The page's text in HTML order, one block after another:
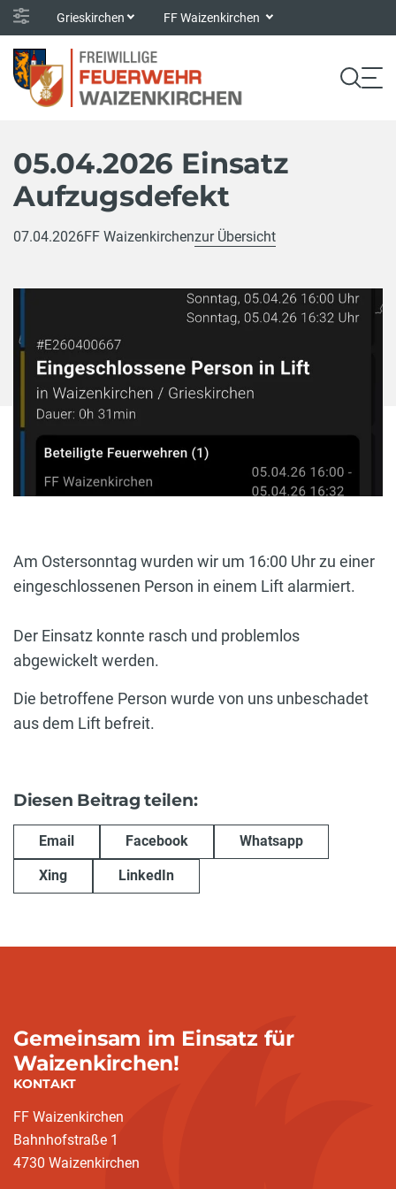
Grieskirchen FF Waizenkirchen
05.04.2026 Einsatz
Aufzugsdefekt
07.04.2026FF Waizenkirchenzur Übersicht
Am Ostersonntag wurden wir um 16:00 Uhr zu einer
eingeschlossenen Person in einem Lift alarmiert.
Der Einsatz konnte rasch und problemlos
abgewickelt werden.
Die betroffene Person wurde von uns unbeschadet
aus dem Lift befreit.
Diesen Beitrag teilen:
Email Facebook Whatsapp
Xing LinkedIn
Gemeinsam im Einsatz für
Waizenkirchen!
KONTAKT
FF Waizenkirchen
Bahnhofstraße 1
4730 Waizenkirchen